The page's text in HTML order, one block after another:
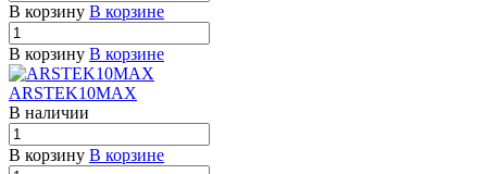
В корзину В корзине
В корзину В корзине
ARSTEK10MAX
В наличии
В корзину В корзине